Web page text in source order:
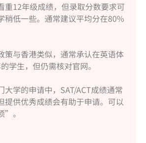
重12年级成绩，但录取分数要求可
稍低一些。通常建议平均分在80%
策与香港类似，通常承认在英语体
学生，但仍需核对官网。
大学的申请中，SAT/ACT成绩通常
提供优秀成绩会有助于申请。可以
”。